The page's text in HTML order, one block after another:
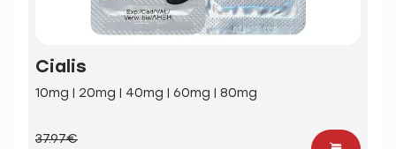
Cialis
10mg | 20mg | 40mg | 60mg | 80mg
37.97€